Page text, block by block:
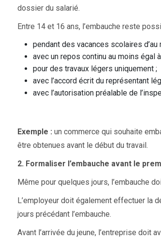
dossier du salarié.
Entre 14 et 16 ans, l’embauche reste
pendant des vacances scolaires d’au
avec un repos continu au moins égal
pour des travaux légers uniquement ;
avec l’accord écrit du représentant
avec l’autorisation préalable de
Exemple : un commerce qui souhaite
être obtenues avant le début du travail.
2. Formaliser l’embauche avant le
Même pour quelques jours, l’embauche
L’employeur doit également effectuer la
jours précédant l’embauche.
Avant l’arrivée du jeune, l’entreprise